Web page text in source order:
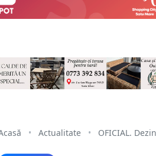
• Actualitate • OFICIAL.